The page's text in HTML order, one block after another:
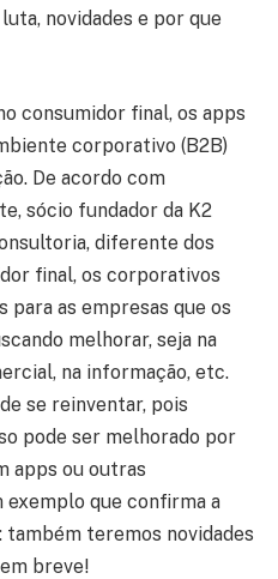
novidades e por que
consumidor final, os apps
corporativo (B2B)
De acordo com
sócio fundador da K2
diferente dos
final, os corporativos
para as empresas que os
melhorar, seja na
na informação, etc.
se reinventar, pois
pode ser melhorado por
apps ou outras
que confirma a
teremos novidades
breve!